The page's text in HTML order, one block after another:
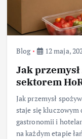
Blog 12 maja,
Jak
sektorem
Jak przemysł
staje się kluczowym
gastronomii i
na każdym etapie